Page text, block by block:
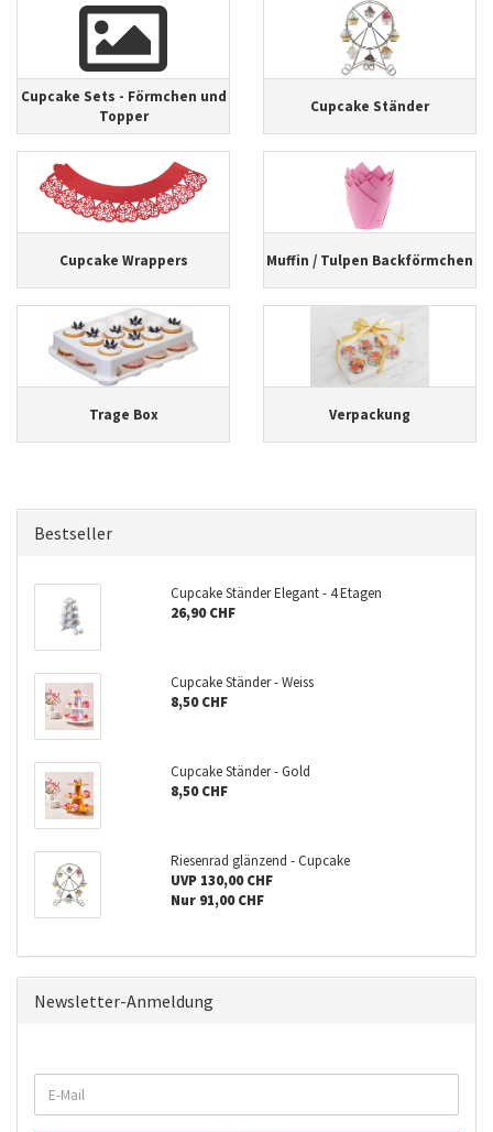
Cupcake Sets - Förmchen und
Topper
Cupcake Ständer
Cupcake Wrappers Muffin / Tulpen Backförmchen
Trage Box Verpackung
Bestseller
Cupcake Ständer Elegant - 4 Etagen
26,90 CHF
Cupcake Ständer - Weiss
8,50 CHF
Cupcake Ständer - Gold
8,50 CHF
Riesenrad glänzend - Cupcake
UVP 130,00 CHF
Nur 91,00 CHF
Newsletter-Anmeldung
ZUR
NEWSLETTER-
E-
Mail